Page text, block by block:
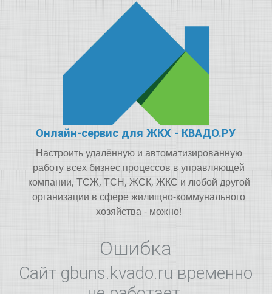
Онлайн-сервис для ЖКХ - КВАДО.РУ
Настроить удалённую и автоматизированную
работу всех бизнес процессов в управляющей
компании, ТСЖ, ТСН, ЖСК, ЖКС и любой другой
организации в сфере жилищно-коммунального
хозяйства - можно!
Ошибка
Сайт gbuns.kvado.ru временно